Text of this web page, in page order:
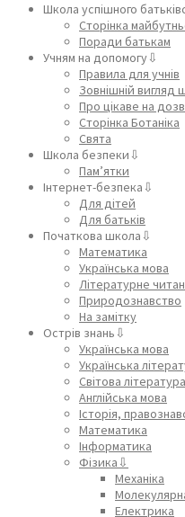
Школа успішного
Сторінка
Поради батькам
Учням на допомогу⇩
Правила для учнів
Зовнішній вигляд
Про цікаве на
Сторінка Ботаніка
Свята
Школа безпеки⇩
Пам’ятки
Інтернет-безпека⇩
Для дітей
Для батьків
Початкова школа⇩
Математика
Українська мова
Літературне
Природознавство
На замітку
Острів знань⇩
Українська мова
Українська
Світова література
Англійська мова
Історія,
Математика
Інформатика
Фізика⇩
Механіка
Електрика